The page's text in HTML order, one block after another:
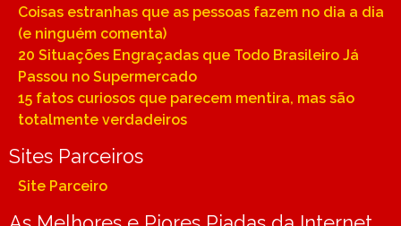
Coisas estranhas que as pessoas fazem no dia a dia
(e ninguém comenta)
20 Situações Engraçadas que Todo Brasileiro Já
Passou no Supermercado
15 fatos curiosos que parecem mentira, mas são
totalmente verdadeiros
Sites Parceiros
Site Parceiro